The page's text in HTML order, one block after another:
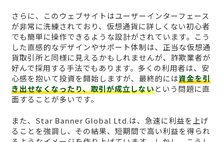
さらに、このウェブサイトはユーザーインターフェース
が非常に洗練されており、仮想通貨に詳しくない初心者
でも簡単に操作できるような設計がされています。こう
した直感的なデザインやサポート体制は、正当な仮想通
貨取引所と同様に見えるかもしれませんが、詐欺業者が
好んで採用する手法でもあります。多くの利用者は、安
心感を抱いて投資を開始しますが、最終的には資金を引
き出せなくなったり、取引が成立しないという問題に直
面することが多いです。
また、Star Banner Global Ltd.は、急速に利益を上げ
ることを強調し、その結果、短期間で高い利益を得られ